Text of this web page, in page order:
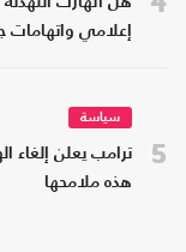
إعلامي واتهامات
5
سياسة
ترامب يعلن إلغاء
هذه ملامحها